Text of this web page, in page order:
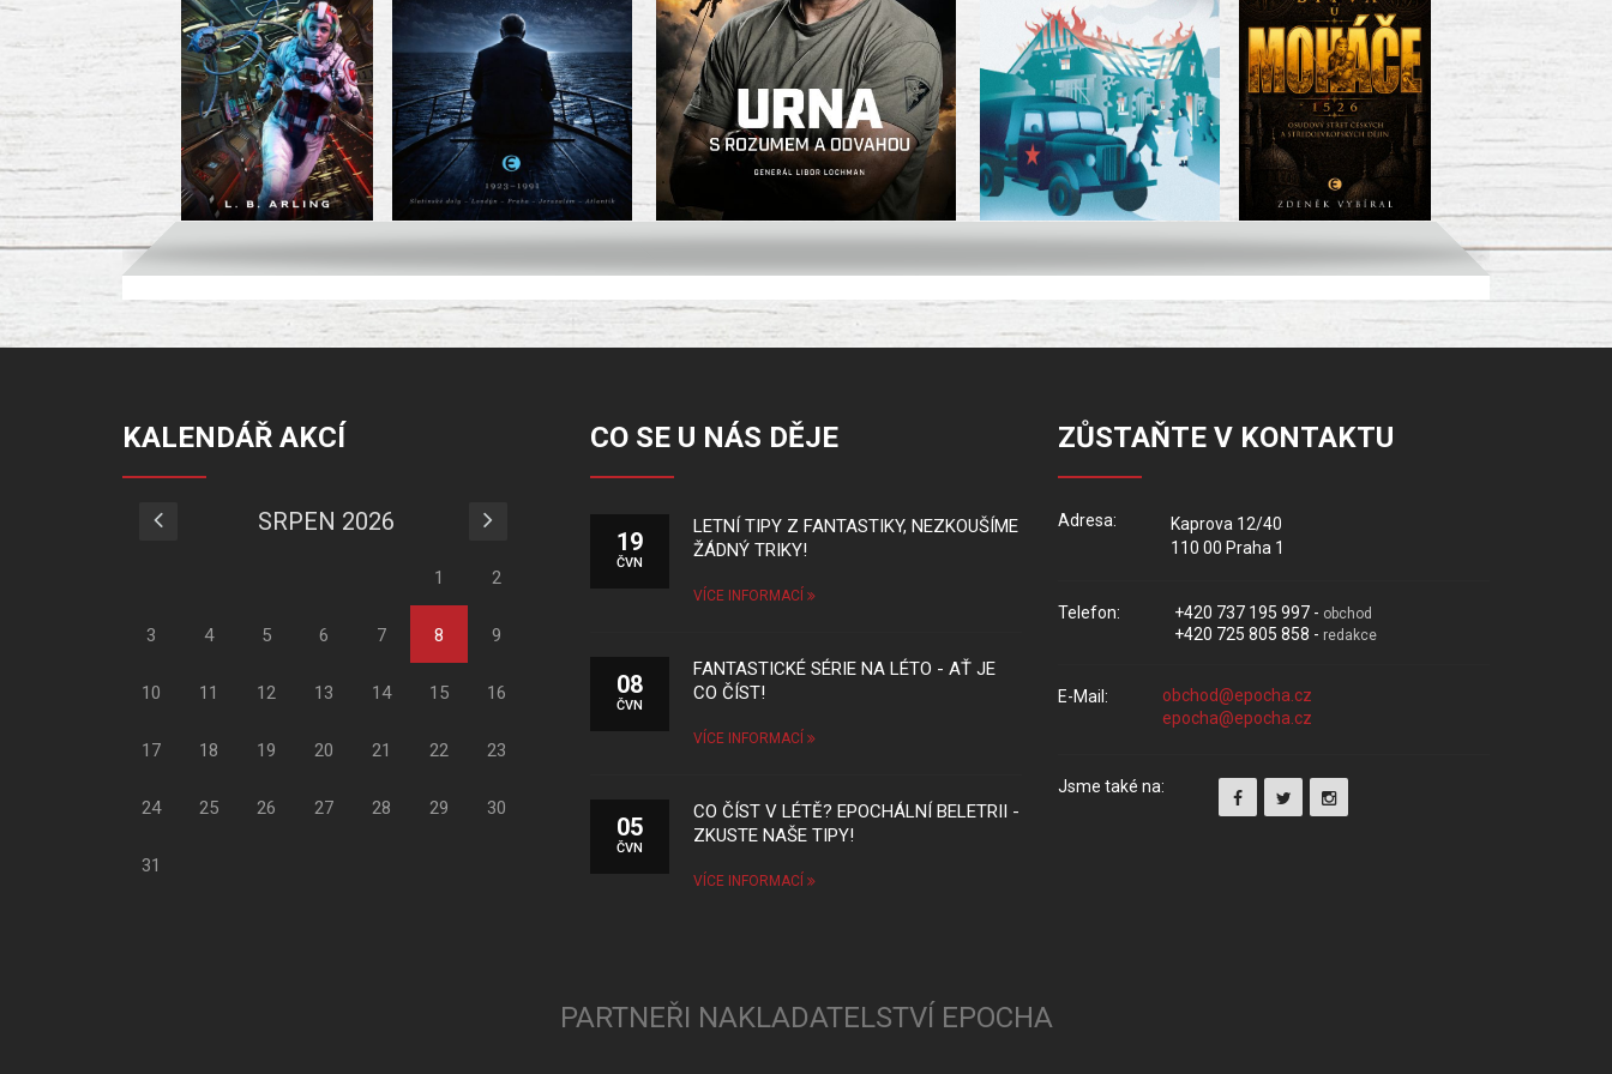
KALENDÁŘ AKCÍ
SRPEN 2026
1 2
3 4 5 6 7 8 9
10 11 12 13 14 15 16
17 18 19 20 21 22 23
24 25 26 27 28 29 30
31
CO SE U NÁS DĚJE
19
ČVN
LETNÍ TIPY Z FANTASTIKY, NEZKOUŠÍME
ŽÁDNÝ TRIKY!
VÍCE INFORMACÍ
08
ČVN
FANTASTICKÉ SÉRIE NA LÉTO - AŤ JE
CO ČÍST!
VÍCE INFORMACÍ
05
ČVN
CO ČÍST V LÉTĚ? EPOCHÁLNÍ BELETRII -
ZKUSTE NAŠE TIPY!
VÍCE INFORMACÍ
ZŮSTAŇTE V KONTAKTU
Adresa:
Kaprova 12/40
110 00 Praha 1
Telefon: +420 737 195 997 - obchod
+420 725 805 858 - redakce
E-Mail:
Jsme také na:
PARTNEŘI NAKLADATELSTVÍ EPOCHA